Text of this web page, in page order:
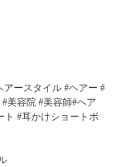
アースタイル #ヘアー #
美容院 #美容師#ヘア
ト #耳かけショートボ